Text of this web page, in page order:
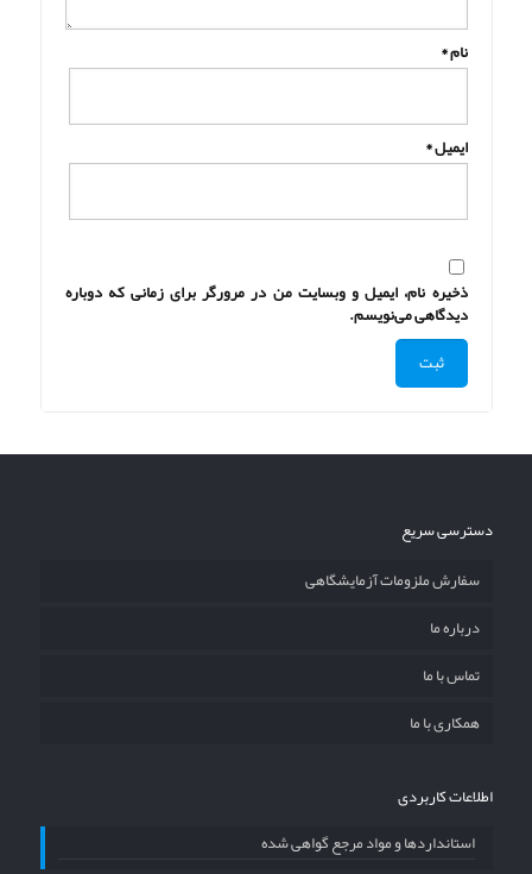
نام*
ایمیل*
ذخیره نام، ایمیل و وبسایت من در مرورگر برای زمانی که دوباره
دیدگاهی می‌نویسم.
دسترسی سریع
سفارش ملزومات آزمایشگاهی
درباره ما
تماس با ما
همکاری با ما
اطلاعات کاربردی
استانداردها و مواد مرجع گواهی شده